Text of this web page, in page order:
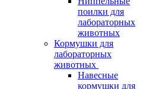
поилки для
лабораторных
животных
Кормушки для
лабораторных
животных
Навесные
кормушки для